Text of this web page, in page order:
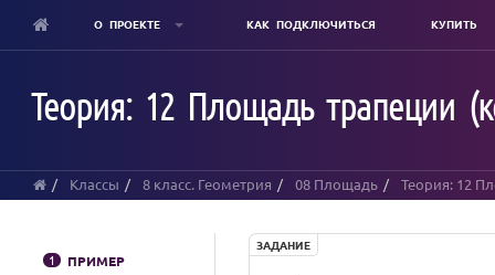
content
О ПРОЕКТЕ КАК ПОДКЛЮЧИТЬСЯ КУПИТЬ
Теория: 12 Площадь трапеции
Классы 8 класс. Геометрия 08 Площадь Теория: 12
1 ПРИМЕР
ЗАДАНИЕ